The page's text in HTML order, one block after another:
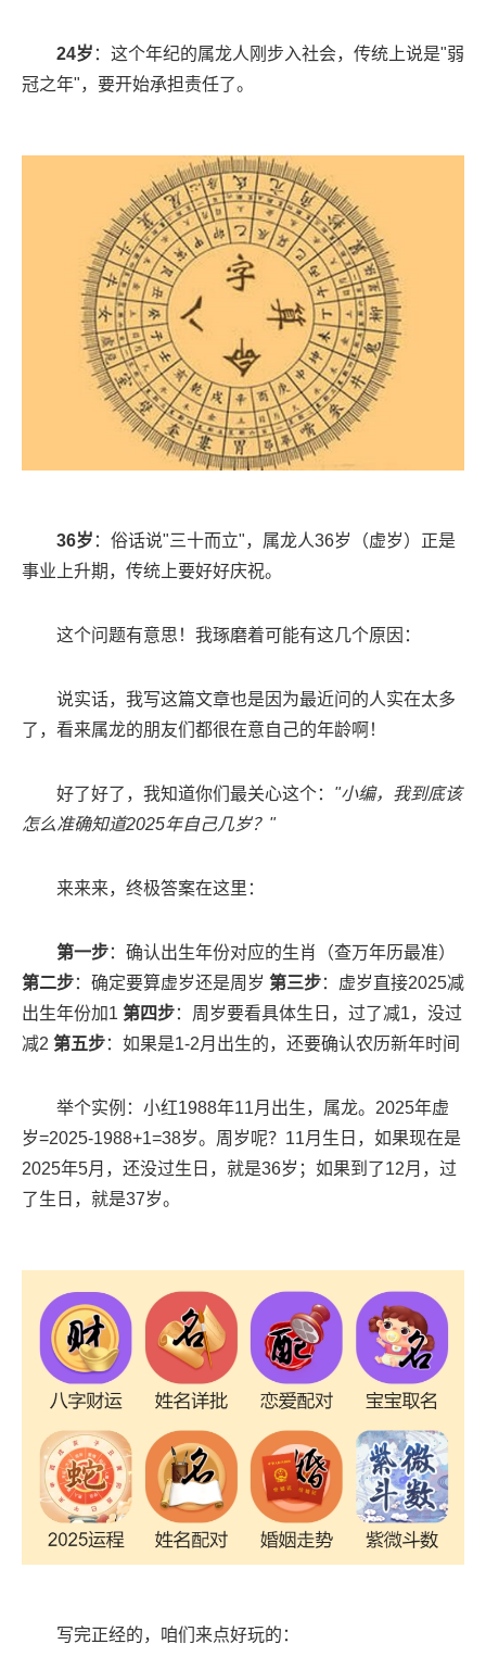
24岁 ：这个年纪的属龙人刚步入社会，传统上说是"弱
冠之年"，要开始承担责任了。
36岁 ：俗话说"三十而立"，属龙人36岁（虚岁）正是
事业上升期，传统上要好好庆祝。
这个问题有意思！我琢磨着可能有这几个原因：
说实话，我写这篇文章也是因为最近问的人实在太多
了，看来属龙的朋友们都很在意自己的年龄啊！
好了好了，我知道你们最关心这个： "小编，我到底该
怎么准确知道2025年自己几岁？"
来来来，终极答案在这里：
第一步：确认出生年份对应的生肖（查万年历最准）
第二步：确定要算虚岁还是周岁 第三步：虚岁直接2025减
出生年份加1 第四步：周岁要看具体生日，过了减1，没过
减2 第五步：如果是1-2月出生的，还要确认农历新年时间
举个实例：小红1988年11月出生，属龙。2025年虚
岁=2025-1988+1=38岁。周岁呢？11月生日，如果现在是
2025年5月，还没过生日，就是36岁；如果到了12月，过
了生日，就是37岁。
写完正经的，咱们来点好玩的：